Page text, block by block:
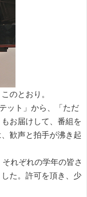
のとおり。
ット」から、「ただ
お届けして、番組を
歓声と拍手が沸き起
れぞれの学年の皆さ
た。許可を頂き、少